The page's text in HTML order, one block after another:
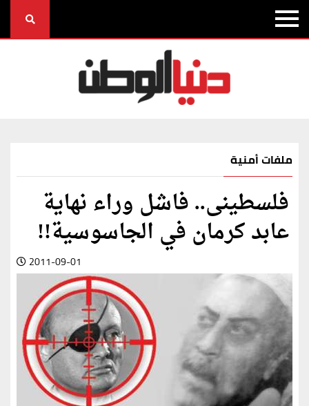
ملفات أمنية
فلسطينى.. فاشل وراء نهاية
عابد كرمان في الجاسوسية!!
2011-09-01